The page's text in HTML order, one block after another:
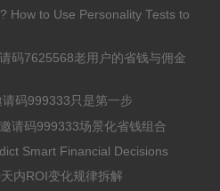
How to Use Personality Tests to
码7625568老用户的省钱与佣金
码999333只是第一步
请码999333场景化省钱组合
Smart Financial Decisions
内ROI变化规律拆解